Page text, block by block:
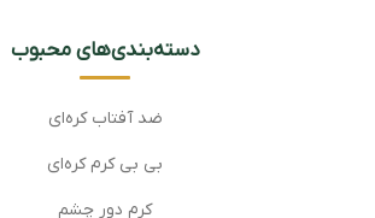
دسته‌بندی‌های محبوب
ضد آفتاب کره‌ای
بی بی کرم کره‌ای
کرم دور چشم